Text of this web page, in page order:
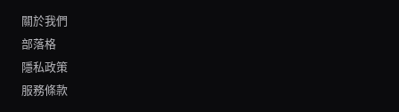
關於我們
部落格
隱私政策
服務條款